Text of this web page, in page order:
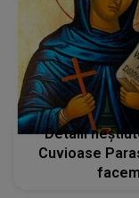
Detalii
Cuvioase